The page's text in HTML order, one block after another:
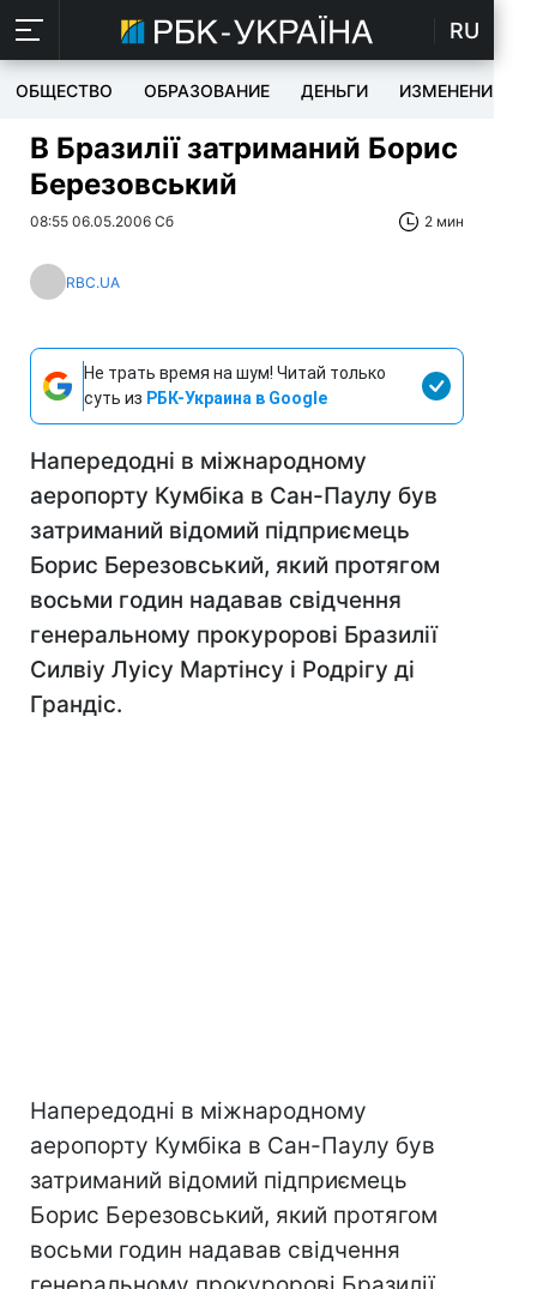
RU
ОБЩЕСТВО ОБРАЗОВАНИЕ ДЕНЬГИ ИЗМЕНЕНИЯ
В Бразилії затриманий Борис
Березовський
08:55 06.05.2006 Сб 2 мин
RBC.UA
Не трать время на шум! Читай только
суть из РБК-Украина в Google
Напередодні в міжнародному
аеропорту Кумбіка в Сан-Паулу був
затриманий відомий підприємець
Борис Березовський, який протягом
восьми годин надавав свідчення
генеральному прокуророві Бразилії
Силвіу Луісу Мартінсу і Родрігу ді
Грандіс.
Напередодні в міжнародному
аеропорту Кумбіка в Сан-Паулу був
затриманий відомий підприємець
Борис Березовський, який протягом
восьми годин надавав свідчення